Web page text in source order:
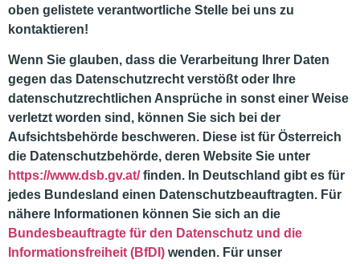
oben gelistete verantwortliche Stelle bei uns zu
kontaktieren!
Wenn Sie glauben, dass die Verarbeitung Ihrer Daten
gegen das Datenschutzrecht verstößt oder Ihre
datenschutzrechtlichen Ansprüche in sonst einer Weise
verletzt worden sind, können Sie sich bei der
Aufsichtsbehörde beschweren. Diese ist für Österreich
die Datenschutzbehörde, deren Website Sie unter
https://www.dsb.gv.at/finden. In Deutschland gibt es für
jedes Bundesland einen Datenschutzbeauftragten. Für
nähere Informationen können Sie sich an die
Bundesbeauftragte für den Datenschutz und die
Informationsfreiheit (BfDI) wenden. Für unser